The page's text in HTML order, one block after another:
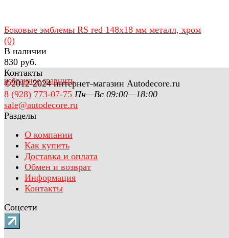
избранное сравнить
Боковые эмблемы RS red 148х18 мм металл, хром
(0)
В наличии
830 руб.
Контакты
©2012-2024 интернет-магазин Autodecore.ru
8 (928) 773-07-75 Пн—Вс 09:00—18:00
sale@autodecore.ru
Разделы
О компании
Как купить
Доставка и оплата
Обмен и возврат
Информация
Контакты
Соцсети